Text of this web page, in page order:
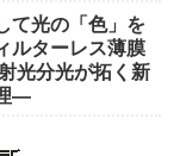
て光の「色」を
ルターレス薄膜
光分光が拓く新
―